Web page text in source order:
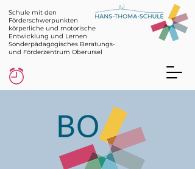
Schule mit den
Förderschwerpunkten
körperliche und motorische
Entwicklung und Lernen
Sonderpädagogisches Beratungs-
und Förderzentrum Oberursel